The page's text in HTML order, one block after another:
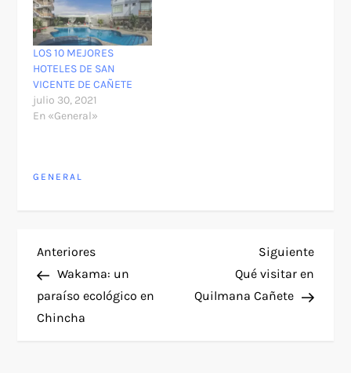
LOS 10 MEJORES
HOTELES DE SAN
VICENTE DE CAÑETE
julio 30, 2021
En «General»
GENERAL
N
a
v
Entrada
anterior
Anteriores
Wakama: un
paraíso ecológico en
Chincha
Siguiente
Qué visitar en
Quilmana Cañete